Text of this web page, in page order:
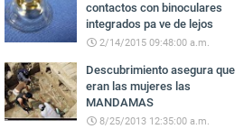
contactos con binoculares
integrados pa ve de lejos
2/14/2015 09:48:00 a.m.
Descubrimiento asegura que
eran las mujeres las
MANDAMAS
8/25/2013 12:35:00 a.m.